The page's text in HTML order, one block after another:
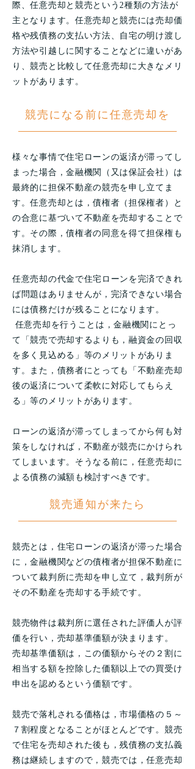
際、任意売却と競売という2種類の方法が
主となります。任意売却と競売には売却価
格や残債務の支払い方法、自宅の明け渡し
方法や引越しに関することなどに違いがあ
り、競売と比較して任意売却に大きなメリ
ットがあります。
競売になる前に任意売却を
様々な事情で住宅ローンの返済が滞ってし
まった場合，金融機関（又は保証会社）は
最終的に担保不動産の競売を申し立てま
す。任意売却とは，債権者（担保権者）と
の合意に基づいて不動産を売却することで
す。その際，債権者の同意を得て担保権も
抹消します。
任意売却の代金で住宅ローンを完済できれ
ば問題はありませんが，完済できない場合
には債務だけが残ることになります。
任意売却を行うことは，金融機関にとっ
て「競売で売却するよりも，融資金の回収
を多く見込める」等のメリットがありま
す。また，債務者にとっても「不動産売却
後の返済について柔軟に対応してもらえ
る」等のメリットがあります。
ローンの返済が滞ってしまってから何も対
策をしなければ，不動産が競売にかけられ
てしまいます。そうなる前に，任意売却に
よる債務の減額も検討すべきです。
競売通知が来たら
競売とは，住宅ローンの返済が滞った場合
に，金融機関などの債権者が担保不動産に
ついて裁判所に売却を申し立て，裁判所が
その不動産を売却する手続です。
競売物件は裁判所に選任された評価人が評
価を行い，売却基準価額が決まります。
売却基準価額は，この価額からその２割に
相当する額を控除した価額以上での買受け
申出を認めるという価額です。
競売で落札される価格は，市場価格の５～
７割程度となることがほとんどです。競売
で住宅を売却された後も，残債務の支払義
務は継続しますので，競売では，任意売却